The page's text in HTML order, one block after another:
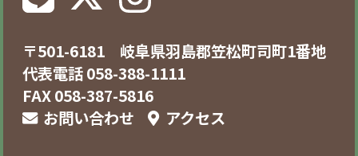
〒501-6181 岐阜県羽島郡笠松町司町1番地
代表電話 058-388-1111
FAX 058-387-5816
お問い合わせ
アクセス